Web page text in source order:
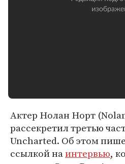
Актер Нолан Норт
рассекретил третью
Uncharted. Об этом
ссылкой наинтервью,